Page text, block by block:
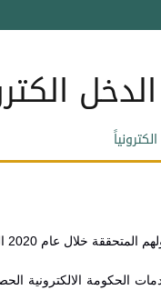
‏خلال عام ‏‏2020 الكترونيا
‏الحكومة